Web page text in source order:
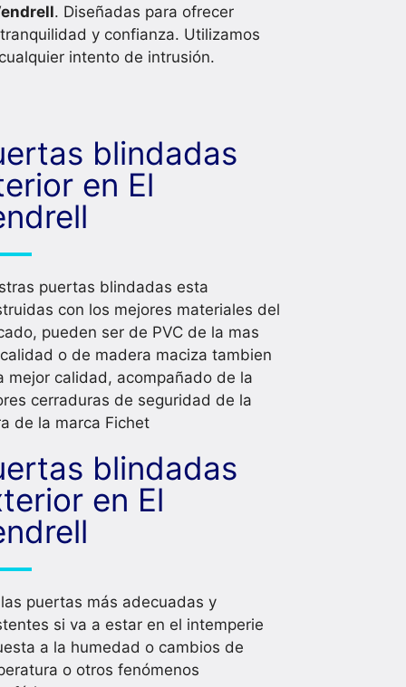
. Diseñadas para ofrecer
y confianza. Utilizamos
intento de intrusión.
blindadas
en El
puertas blindadas esta
con los mejores materiales del
pueden ser de PVC de la mas
o de madera maciza tambien
mejor calidad, acompañado de la
cerraduras de seguridad de la
de la marca Fichet
blindadas
en El
puertas más adecuadas y
si va a estar en el intemperie
a la humedad o cambios de
o otros fenómenos